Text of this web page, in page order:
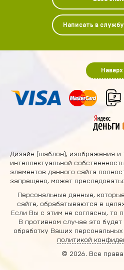
Написать в
Наверх
Дизайн (шаблон), изображения и
интеллектуальной
элементов данного сайта
запрещено, может
Персональные данные,
сайте, обрабатываются в
Если Вы с этим не согласны, то
В противном случае это
обработку Ваших
политикой
© 2026. Все